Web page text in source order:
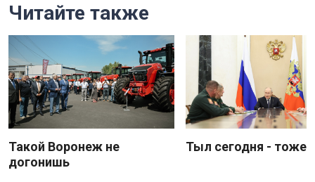
Читайте также
Такой Воронеж не
догонишь
Тыл сегодня - тоже